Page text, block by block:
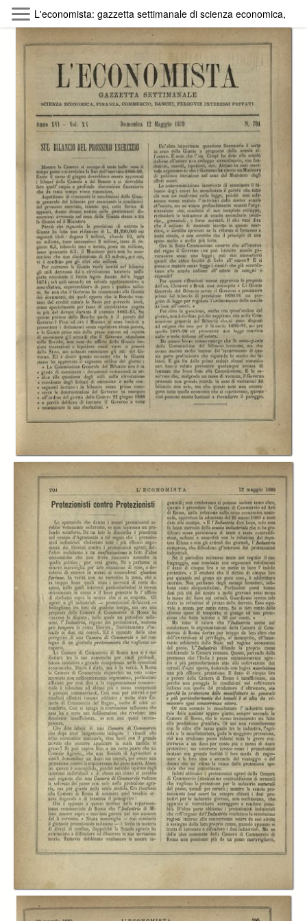
Skip to main content
Byterfly
Follow The Byterfly And Enjoy Open
Knowledge
Policy Collections Providers Exhibitions
Search Term
L'economista: gazzetta settimanale di scienza economica,
In collections
L'economista
L'economista: gazzetta settimanale di scienza economica, finanza,
commercio, banchi, ferrovie e degli interessi privati - A.16 (1889) n.784,
12 maggio
Creator:
Cesare Billi
Publisher:
Date:
1889